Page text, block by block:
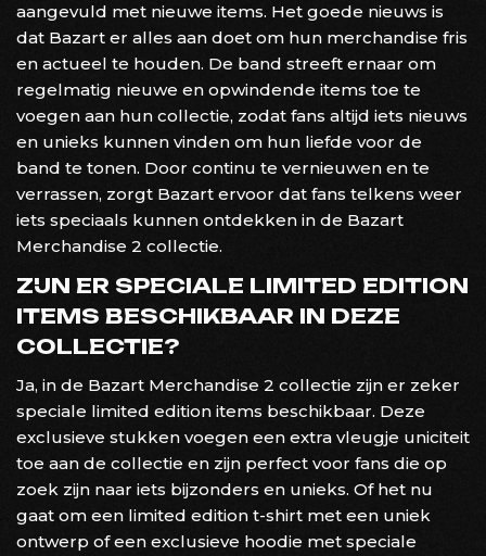
aangevuld met nieuwe items. Het goede nieuws is
dat Bazart er alles aan doet om hun merchandise fris
en actueel te houden. De band streeft ernaar om
regelmatig nieuwe en opwindende items toe te
voegen aan hun collectie, zodat fans altijd iets nieuws
en unieks kunnen vinden om hun liefde voor de
band te tonen. Door continu te vernieuwen en te
verrassen, zorgt Bazart ervoor dat fans telkens weer
iets speciaals kunnen ontdekken in de Bazart
Merchandise 2 collectie.
ZIJN ER SPECIALE LIMITED EDITION
ITEMS BESCHIKBAAR IN DEZE
COLLECTIE?
Ja, in de Bazart Merchandise 2 collectie zijn er zeker
speciale limited edition items beschikbaar. Deze
exclusieve stukken voegen een extra vleugje uniciteit
toe aan de collectie en zijn perfect voor fans die op
zoek zijn naar iets bijzonders en unieks. Of het nu
gaat om een limited edition t-shirt met een uniek
ontwerp of een exclusieve hoodie met speciale